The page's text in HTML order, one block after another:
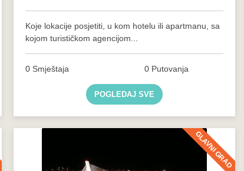
Koje lokacije posjetiti, u kom hotelu ili apartmanu, sa
kojom turističkom agencijom...
0 Smještaja 0 Putovanja
POGLEDAJ SVE
GLAVNI GRAD